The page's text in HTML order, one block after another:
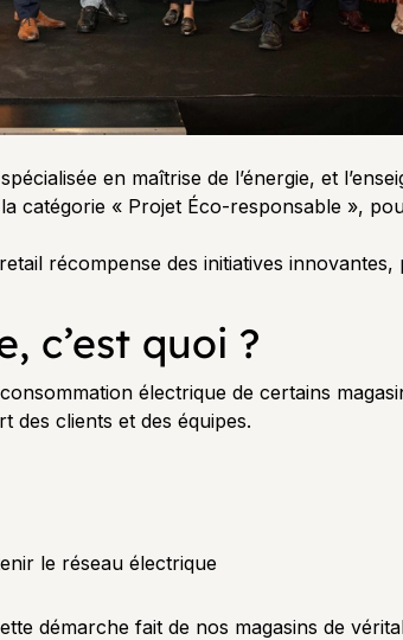
en maîtrise de l’énergie, et
catégorie « Projet Éco-responsable »,
récompense des initiatives
c’est quoi ?
électrique de certains
des clients et des équipes.
le réseau électrique
démarche fait de nos magasins de